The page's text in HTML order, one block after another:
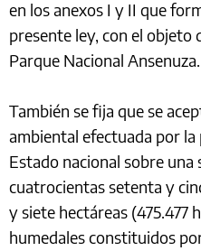
en los anexos I y II que
presente ley, con el objeto
Parque Nacional Ansenuza.
También se fija que se
ambiental efectuada por la
Estado nacional sobre
cuatrocientas setenta y
y siete hectáreas (475.477
humedales constituidos